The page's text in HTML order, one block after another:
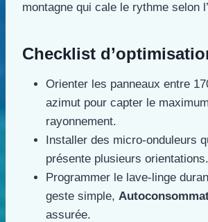
montagne qui cale le rythme selon
Checklist
Orienter les panneaux entre
azimut pour capter le
rayonnement.
Installer des micro-onduleurs
présente plusieurs orientations.
Programmer le lave-linge
geste simple,
assurée.